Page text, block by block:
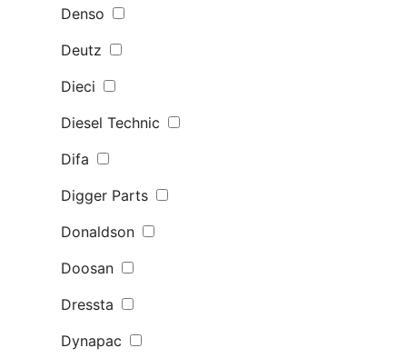
Denso
Deutz
Dieci
Diesel Technic
Difa
Digger Parts
Donaldson
Doosan
Dressta
Dynapac